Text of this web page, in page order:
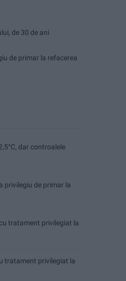
de 30 de ani
de primar la refacerea
dar controalele
privilegiu de primar la
tratament privilegiat la
tratament privilegiat la